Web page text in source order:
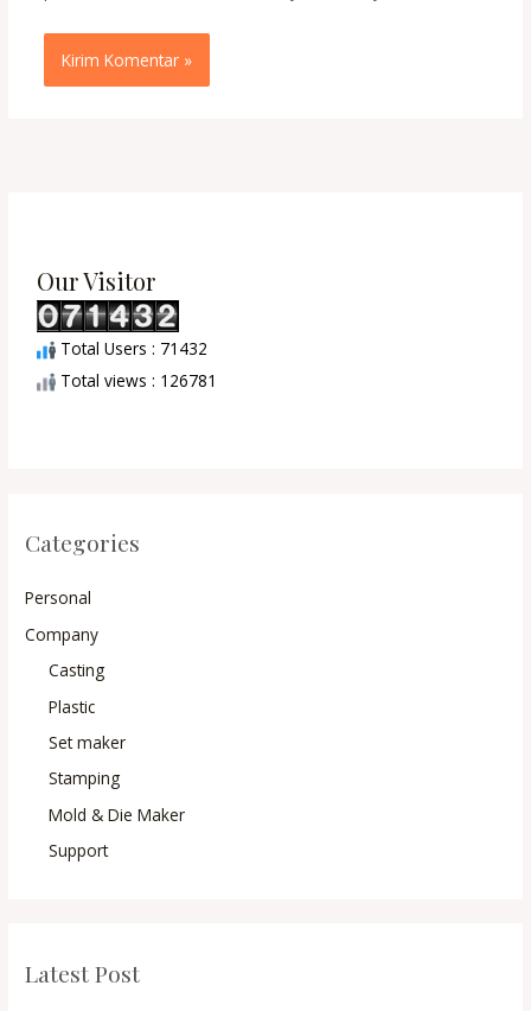
Our Visitor
Total Users : 71432
Total views : 126781
Categories
Personal
Company
Casting
Plastic
Set maker
Stamping
Mold & Die Maker
Support
Latest Post